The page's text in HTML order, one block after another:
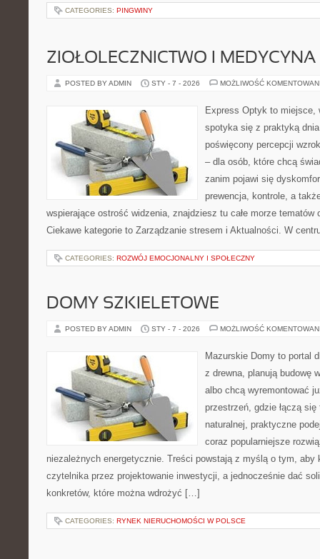
CATEGORIES: PINGWINY
ZIOŁOLECZNICTWO I
POSTED BY ADMIN STY - 7 - 2026 MOŻLIWOŚĆ
Express Optyk to miejsce,
spotyka się z praktyką
poświęcony percepcji
– dla osób, które chcą
zanim pojawi się
prewencja, kontrole, a
wspierające ostrość widzenia, znajdziesz tu całe morze tematów
Ciekawe kategorie to Zarządzanie stresem i Aktualności. W
CATEGORIES: ROZWÓJ EMOCJONALNY I SPOŁECZNY
DOMY SZKIELETOWE
POSTED BY ADMIN STY - 7 - 2026 MOŻLIWOŚĆ
Mazurskie Domy to portal
z drewna, planują budowę
albo chcą wyremontować
przestrzeń, gdzie łączą
naturalnej, praktyczne
coraz popularniejsze
niezależnych energetycznie. Treści powstają z myślą o tym, aby
czytelnika przez projektowanie inwestycji, a jednocześnie dać
konkretów, które można wdrożyć […]
CATEGORIES: RYNEK NIERUCHOMOŚCI W POLSCE